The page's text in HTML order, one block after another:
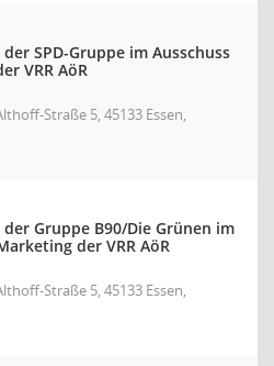
SPD-Gruppe im Ausschuss
VRR AöR
Straße 5, 45133 Essen,
Gruppe B90/Die Grünen im
der VRR AöR
Straße 5, 45133 Essen,